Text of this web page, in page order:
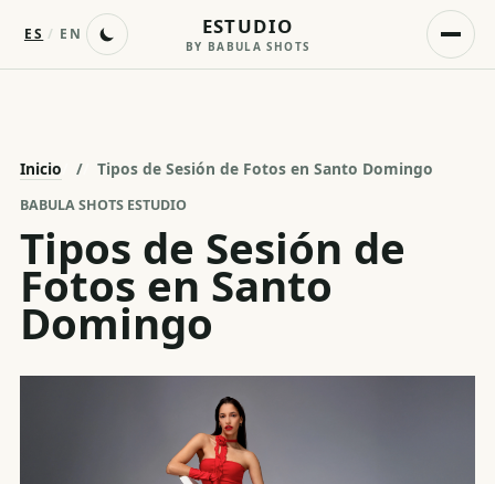
ES / EN ESTUDIO
BY BABULA SHOTS
Inicio / Tipos de Sesión de Fotos en Santo Domingo
BABULA SHOTS ESTUDIO
Tipos de Sesión de
Fotos en Santo
Domingo